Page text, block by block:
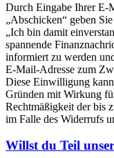
Durch Eingabe Ihrer E-
„Abschicken“ geben
„Ich bin damit
spannende
informiert zu werden
E-Mail-Adresse zum
Diese Einwilligung
Gründen mit Wirkung
Rechtmäßigkeit der bis
im Falle des Widerrufs
Willst du Teil